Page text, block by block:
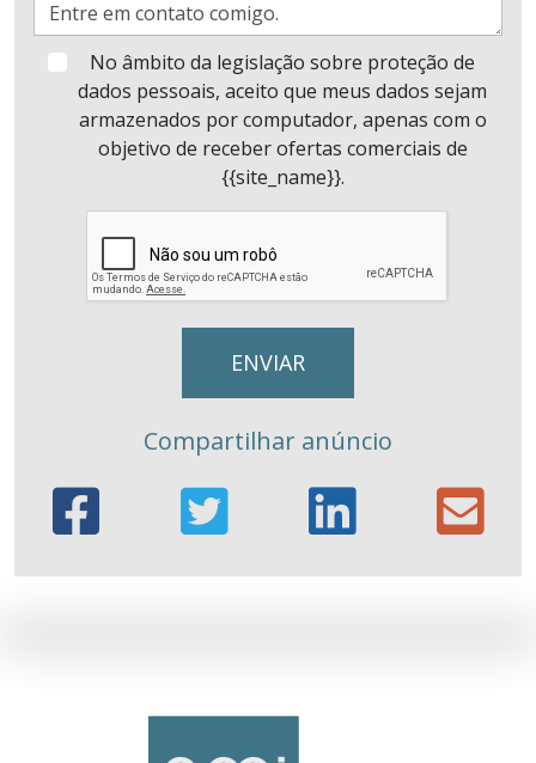
No âmbito da legislação sobre proteção de
dados pessoais, aceito que meus dados sejam
armazenados por computador, apenas com o
objetivo de receber ofertas comerciais de
{{site_name}}.
Compartilhar anúncio